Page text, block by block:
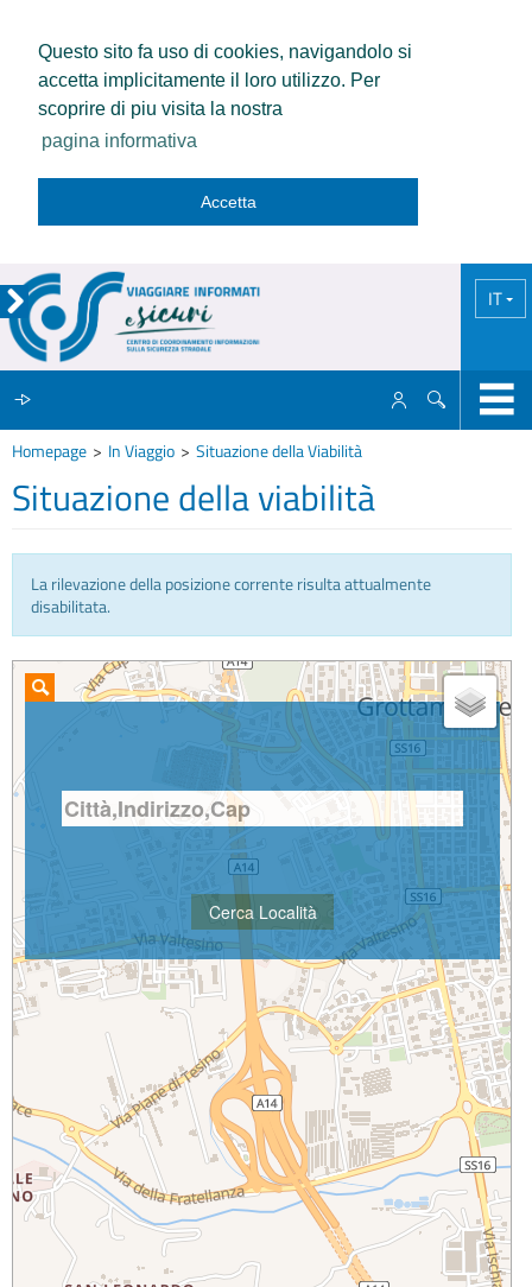
Questo sito fa uso di cookies, navigandolo si
accetta implicitamente il loro utilizzo. Per
scoprire di piu visita la nostra
pagina informativa
Accetta
IT
IL CCISS
INFO E MEDIA
IN VIAGGIO
Homepage In Viaggio Situazione della Viabilità
Situazione della viabilità
La rilevazione della posizione corrente risulta attualmente
disabilitata.